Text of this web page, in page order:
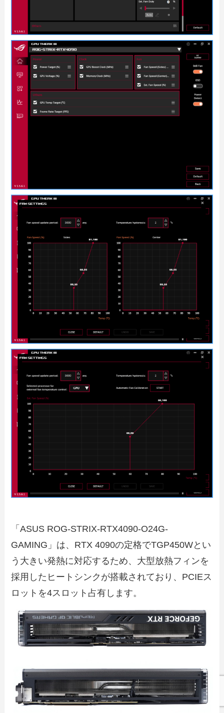
「ASUS ROG-STRIX-RTX4090-O24G-
GAMING」は、RTX 4090の定格でTGP450Wとい
う大きい発熱に対応するため、大型放熱フィンを
採用したヒートシンクが搭載されており、PCIEス
ロットを4スロット占有します。